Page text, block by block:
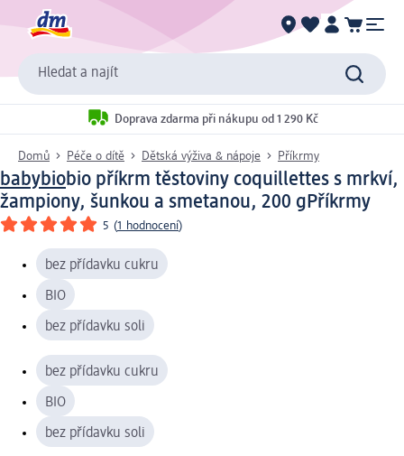
Hledat a najít
Doprava zdarma při nákupu od 1 290 Kč
Domů Péče o dítě Dětská výživa & nápoje Příkrmy
babybiobio příkrm těstoviny coquillettes s mrkví,
žampiony, šunkou a smetanou, 200 gPříkrmy
5 (1 hodnocení)
bez přídavku cukru
BIO
bez přídavku soli
bez přídavku cukru
BIO
bez přídavku soli